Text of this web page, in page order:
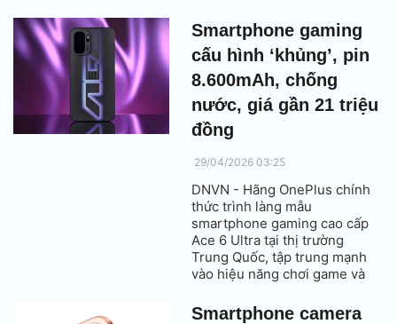
Hasselblad, sự kiện đánh dấu
lần đầu tiên dòng sản phẩm
flagship Find X9 Series được
giới thiệu đầy đủ tại thị trường
Việt Nam.
Smartphone gaming
cấu hình ‘khủng’, pin
8.600mAh, chống
nước, giá gần 21 triệu
đồng
29/04/2026 03:25
DNVN - Hãng OnePlus chính
thức trình làng mẫu
smartphone gaming cao cấp
Ace 6 Ultra tại thị trường
Trung Quốc, tập trung mạnh
vào hiệu năng chơi game và
Smartphone camera